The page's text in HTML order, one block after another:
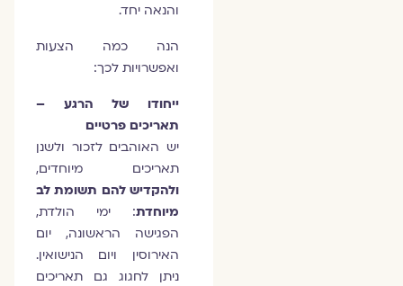
והנאה יחד.
הנה כמה הצעות
ואפשרויות לכך:
ייחודו של הרגע –
תאריכים פרטיים
יש האוהבים לזכור ולשנן
תאריכים מיוחדים,
ולהקדיש להם תשומת לב
מיוחדת: ימי הולדת,
הפגישה הראשונה, יום
האירוסין ויום הנישואין.
ניתן לחגוג גם תאריכים